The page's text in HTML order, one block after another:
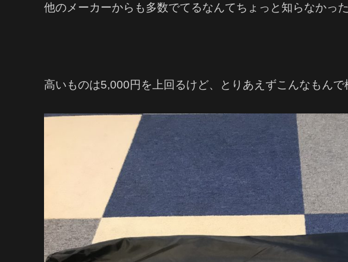
他のメーカーからも多数でてるなんてちょっと知らなかった
高いものは5,000円を上回るけど、とりあえずこんなもんで